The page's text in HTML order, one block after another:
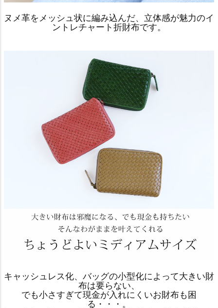
ヌメ革をメッシュ状に編み込んだ、立体感が魅力のイ
ントレチャート折財布です。
キャッシュレス化、バッグの小型化によって大きい財
布は要らない、
でも小さすぎて現金が入れにくいお財布も困
る・・・。